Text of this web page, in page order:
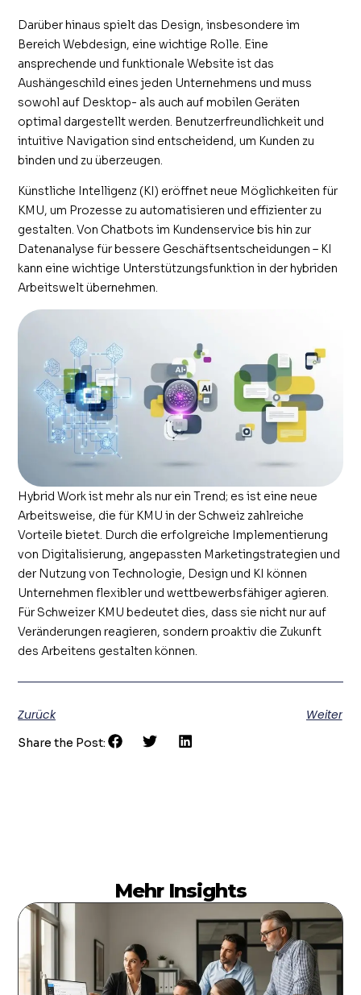
Darüber hinaus spielt das Design, insbesondere im
Bereich Webdesign, eine wichtige Rolle. Eine
ansprechende und funktionale Website ist das
Aushängeschild eines jeden Unternehmens und muss
sowohl auf Desktop- als auch auf mobilen Geräten
optimal dargestellt werden. Benutzerfreundlichkeit und
intuitive Navigation sind entscheidend, um Kunden zu
binden und zu überzeugen.
Künstliche Intelligenz (KI) eröffnet neue Möglichkeiten für
KMU, um Prozesse zu automatisieren und effizienter zu
gestalten. Von Chatbots im Kundenservice bis hin zur
Datenanalyse für bessere Geschäftsentscheidungen – KI
kann eine wichtige Unterstützungsfunktion in der hybriden
Arbeitswelt übernehmen.
Hybrid Work ist mehr als nur ein Trend; es ist eine neue
Arbeitsweise, die für KMU in der Schweiz zahlreiche
Vorteile bietet. Durch die erfolgreiche Implementierung
von Digitalisierung, angepassten Marketingstrategien und
der Nutzung von Technologie, Design und KI können
Unternehmen flexibler und wettbewerbsfähiger agieren.
Für Schweizer KMU bedeutet dies, dass sie nicht nur auf
Veränderungen reagieren, sondern proaktiv die Zukunft
des Arbeitens gestalten können.
Zurück Weiter
Share the Post:
Mehr Insights